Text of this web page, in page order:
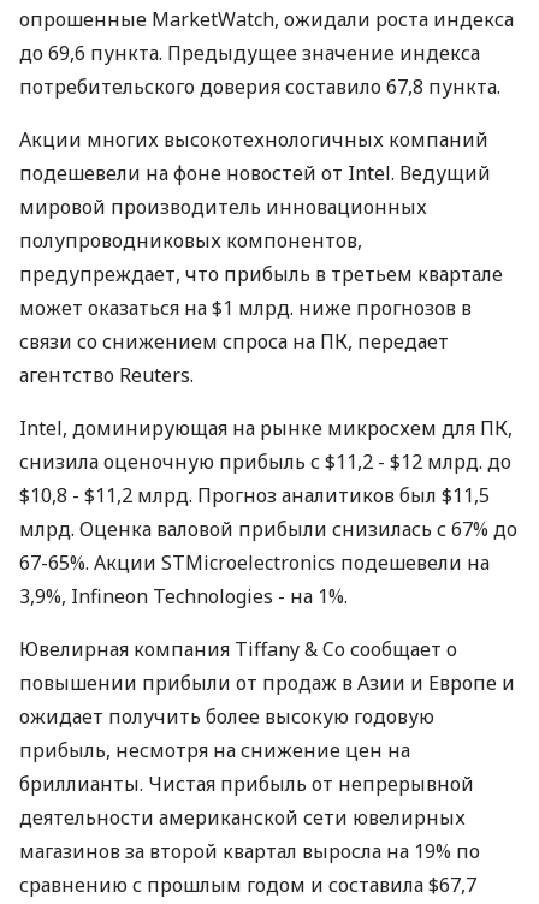
опрошенные MarketWatch, ожидали роста индекса
до 69,6 пункта. Предыдущее значение индекса
потребительского доверия составило 67,8 пункта.
Акции многих высокотехнологичных компаний
подешевели на фоне новостей от Intel. Ведущий
мировой производитель инновационных
полупроводниковых компонентов,
предупреждает, что прибыль в третьем квартале
может оказаться на $1 млрд. ниже прогнозов в
связи со снижением спроса на ПК, передает
агентство Reuters.
Intel, доминирующая на рынке микросхем для ПК,
снизила оценочную прибыль с $11,2 - $12 млрд. до
$10,8 - $11,2 млрд. Прогноз аналитиков был $11,5
млрд. Оценка валовой прибыли снизилась с 67% до
67-65%. Акции STMicroelectronics подешевели на
3,9%, Infineon Technologies - на 1%.
Ювелирная компания Tiffany & Co сообщает о
повышении прибыли от продаж в Азии и Европе и
ожидает получить более высокую годовую
прибыль, несмотря на снижение цен на
бриллианты. Чистая прибыль от непрерывной
деятельности американской сети ювелирных
магазинов за второй квартал выросла на 19% по
сравнению с прошлым годом и составила $67,7